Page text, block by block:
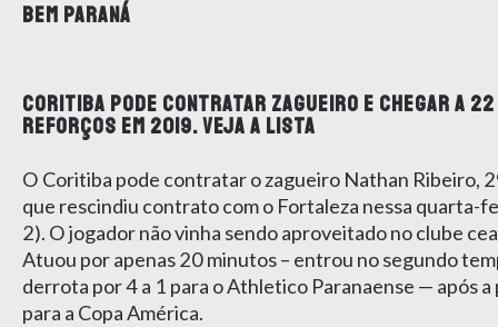
BEM PARANÁ
CORITIBA PODE CONTRATAR ZAGUEIRO E CHEGAR A 22
REFORÇOS EM 2019. VEJA A LISTA
O Coritiba pode contratar o zagueiro Nathan Ribeiro,
que rescindiu contrato com o Fortaleza nessa quarta-
2). O jogador não vinha sendo aproveitado no clube
Atuou por apenas 20 minutos – entrou no segundo
derrota por 4 a 1 para o Athletico Paranaense — após a
para a Copa América.